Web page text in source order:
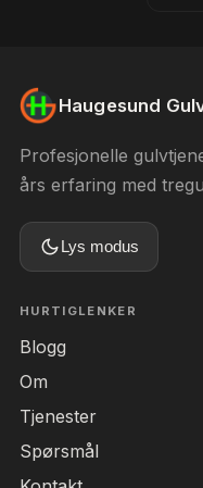
Haugesund
Profesjonelle
års erfaring med
Lys modus
HURTIGLENKER
Blogg
Om
Tjenester
Spørsmål